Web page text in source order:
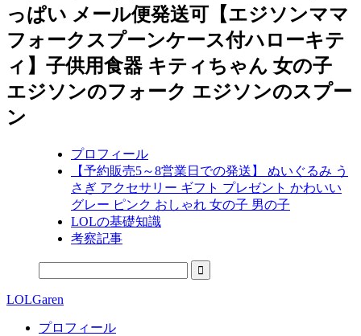
っぱい メール便発送可【エジソンママ
フォークスプーンケース付ハローキテ
ィ】子供用食器 キティちゃん 女の子
エジソンのフォーク エジソンのスプー
ン
プロフィール
【予約販売5～8営業日での発送】 ぬいぐるみ う
さぎ アクセサリー ギフト プレゼント かわいい
グレー ピンク おしゃれ 女の子 男の子
LOLの基礎知識
考察記事
LOLGaren
プロフィール